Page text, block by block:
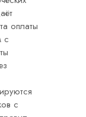
оплаты
с
с